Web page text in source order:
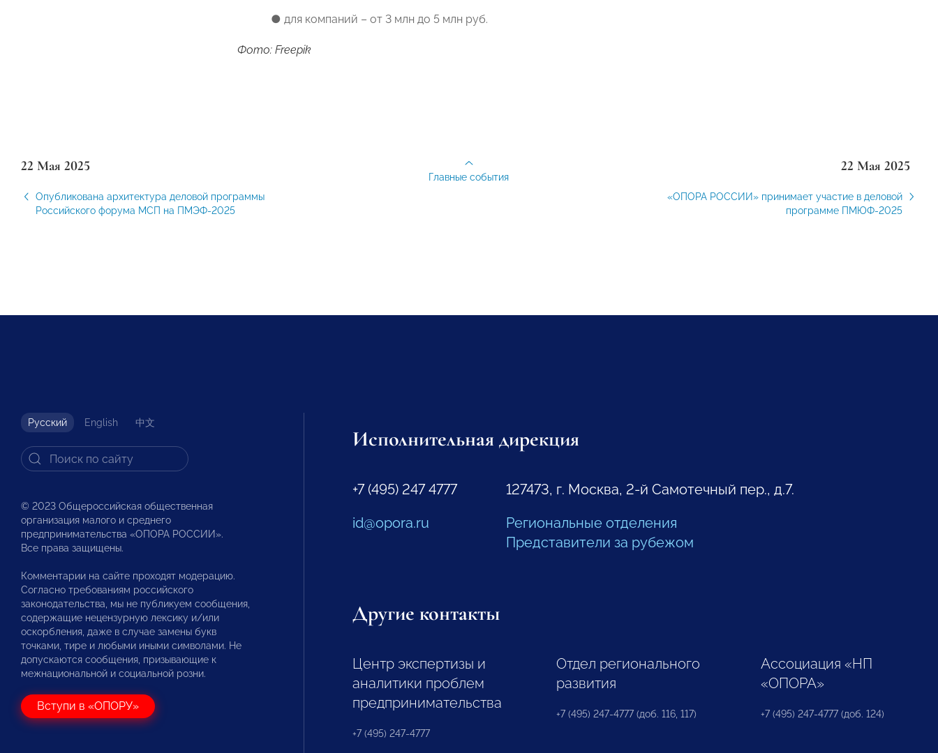
● для компаний – от 3 млн до 5 млн руб.
Фото: Freepik
22 Мая 2025
Опубликована архитектура деловой программы
Российского форума МСП на ПМЭФ-2025
22 Мая 2025
«ОПОРА РОССИИ» принимает участие в деловой
программе ПМЮФ-2025
Главные события
Русский English 中文
© 2023 Общероссийская общественная
организация малого и среднего
предпринимательства «ОПОРА РОССИИ».
Все права защищены.
Комментарии на сайте проходят модерацию.
Согласно требованиям российского
законодательства, мы не публикуем сообщения,
содержащие нецензурную лексику и/или
оскорбления, даже в случае замены букв
точками, тире и любыми иными символами. Не
допускаются сообщения, призывающие к
межнациональной и социальной розни.
Вступи в «ОПОРУ»
Исполнительная дирекция
+7 (495) 247 4777
id@opora.ru
127473, г. Москва, 2-й Самотечный пер., д.7.
Региональные отделения
Представители за рубежом
Другие контакты
Центр экспертизы и
аналитики проблем
предпринимательства
+7 (495) 247-4777
Отдел регионального
развития
+7 (495) 247-4777 (доб. 116, 117)
Ассоциация «НП
«ОПОРА»
+7 (495) 247-4777 (доб. 124)